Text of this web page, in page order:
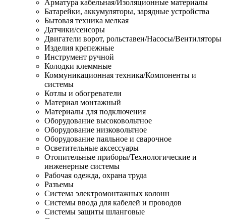
Арматура кабельная/Изоляционные материалы
Батарейки, аккумуляторы, зарядные устройства
Бытовая техника мелкая
Датчики/сенсоры
Двигатели ворот, рольставен/Насосы/Вентиляторы
Изделия крепежные
Инструмент ручной
Колодки клеммные
Коммуникационная техника/Компоненты и
системы
Котлы и обогреватели
Материал монтажный
Материалы для подключения
Оборудование высоковольтное
Оборудование низковольтное
Оборудование паяльное и сварочное
Осветительные аксессуары
Отопительные приборы/Технологические и
инженерные системы
Рабочая одежда, охрана труда
Разъемы
Система электромонтажных колонн
Системы ввода для кабелей и проводов
Системы защиты шланговые